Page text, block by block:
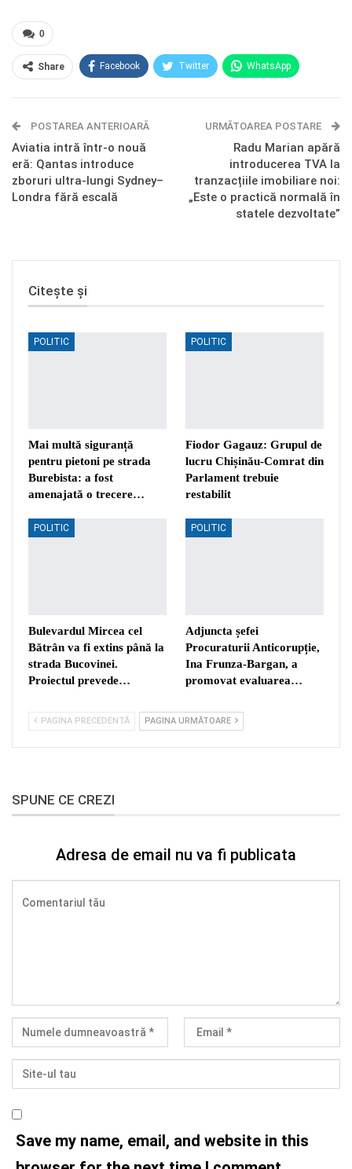
0
Share Facebook Twitter WhatsApp
Telegram OK.ru
POSTAREA ANTERIOARĂ
Aviatia intră într-o nouă
eră: Qantas introduce
zboruri ultra-lungi Sydney–
Londra fără escală
URMĂTOAREA POSTARE
Radu Marian apără
introducerea TVA la
tranzacțiile imobiliare noi:
„Este o practică normală în
statele dezvoltate”
Citește și
POLITIC
Mai multă siguranță
pentru pietoni pe strada
Burebista: a fost
amenajată o trecere…
POLITIC
Fiodor Gagauz: Grupul de
lucru Chișinău-Comrat din
Parlament trebuie
restabilit
POLITIC
Bulevardul Mircea cel
Bătrân va fi extins până la
strada Bucovinei.
Proiectul prevede…
POLITIC
Adjuncta șefei
Procuraturii Anticorupție,
Ina Frunza-Bargan, a
promovat evaluarea…
PAGINA PRECEDENTĂ PAGINA URMĂTOARE
SPUNE CE CREZI
Adresa de email nu va fi publicata
Save my name, email, and website in this